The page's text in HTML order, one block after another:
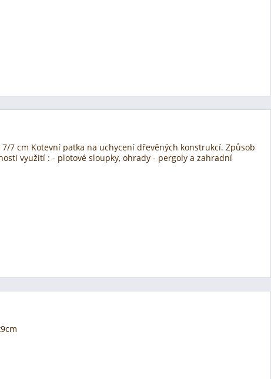
7 cm Kotevní patka na uchycení dřevěných konstrukcí. Způsob
využití : - plotové sloupky, ohrady - pergoly a zahradní